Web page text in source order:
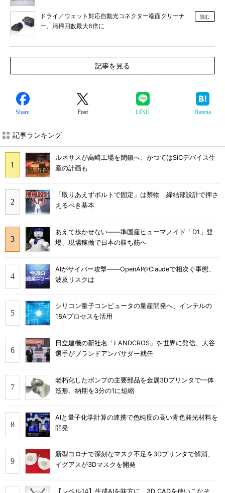
ドライ／ウェット対応自動光コネクター端面クリーナ
ー、清掃回数最大6倍に
読む
記事を見る
Share Post LINE Hatena
記事ランキング
ルネサスが高崎工場を閉鎖へ、かつてはSiCデバイス生
産の計画も
「取りあえずボルトで固定」は禁物 締結部設計で押さ
えるべき基本
あえて歩かせない――準国産ヒューマノイド「D1」登
場、現場稼働で日本の勝ち筋へ
AIがサイバー攻撃――OpenAIやClaudeで相次ぐ事態、
波及リスクは
シリコン量子コンピュータの量産開発へ、インテルの
18Aプロセスを活用
日立建機の新社名「LANDCROS」を世界に発信、大谷
選手がブランドアンバサダー就任
老朽化したポンプの主要部品を金属3Dプリンタで一体
造形、納期を3分の1に短縮
AIと量子化学計算の連携で色純度の高い青色発光材料を
開発
新型コロナで深刻なマスク不足を3Dプリンタで解消、
イグアスが3Dマスクを開発
【レベル14】生成AIを味方に、3D CADを使いこなそ